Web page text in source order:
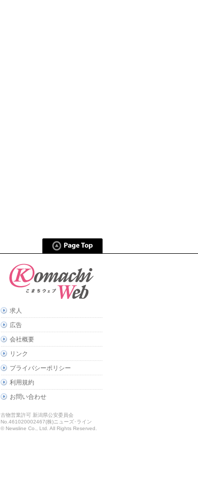
求人
広告
会社概要
リンク
プライバシーポリシー
利用規約
お問い合わせ
古物営業許可 新潟県公安委員会
No.461020002467(株)ニューズ･ライン
© Newsline Co., Ltd. All Rights Reserved.